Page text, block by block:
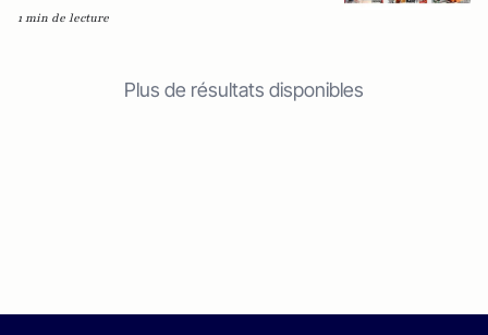
1 min de lecture
Plus de résultats disponibles